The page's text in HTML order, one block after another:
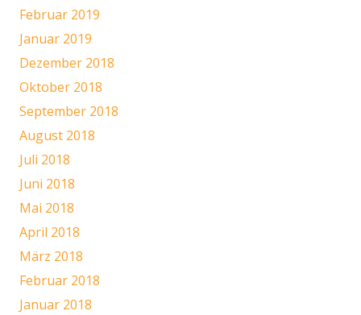
Februar 2019
Januar 2019
Dezember 2018
Oktober 2018
September 2018
August 2018
Juli 2018
Juni 2018
Mai 2018
April 2018
März 2018
Februar 2018
Januar 2018